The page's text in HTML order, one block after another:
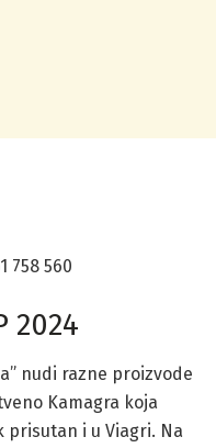
758 560
2024
nudi razne proizvode
Kamagra koja
i u Viagri. Na